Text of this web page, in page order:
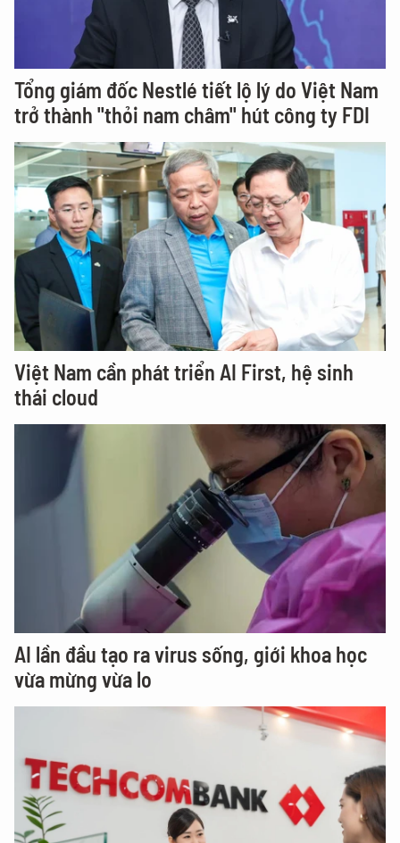
Tổng giám đốc Nestlé tiết lộ lý do Việt Nam
trở thành "thỏi nam châm" hút công ty FDI
Việt Nam cần phát triển AI First, hệ sinh
thái cloud
AI lần đầu tạo ra virus sống, giới khoa học
vừa mừng vừa lo